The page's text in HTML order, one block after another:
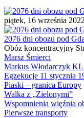
piątek, 16 września
2076 dni obozu pod
Obóz koncentracyjny
Marsz Śmierci
Markus Włodarczyk
Egzekucje 11 stycznia
Piaski – granica Europy
Walka z „Zielonymi”
Wspomnienia więźnia
Pierwsze transporty